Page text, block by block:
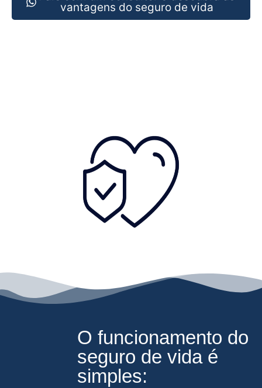
vantagens do seguro de vida
O funcionamento do
seguro de vida é
simples: